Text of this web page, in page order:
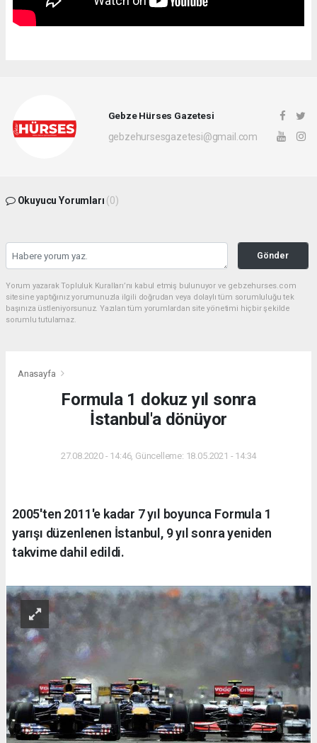
Gebze Hürses Gazetesi
gebzehursesgazetesi@gmail.com
Okuyucu Yorumları (0)
Gönder
Yorum yazarak Topluluk Kuralları’nı kabul etmiş bulunuyor ve gebzehurses.com
sitesine yaptığınız yorumunuzla ilgili doğrudan veya dolaylı tüm sorumluluğu tek
başınıza üstleniyorsunuz. Yazılan tüm yorumlardan site yönetimi hiçbir şekilde
sorumlu tutulamaz.
Anasayfa
Formula 1 dokuz yıl sonra
İstanbul'a dönüyor
27.08.2020 - 14:46, Güncelleme: 18.05.2021 - 14:34
2005'ten 2011'e kadar 7 yıl boyunca Formula 1
yarışı düzenlenen İstanbul, 9 yıl sonra yeniden
takvime dahil edildi.